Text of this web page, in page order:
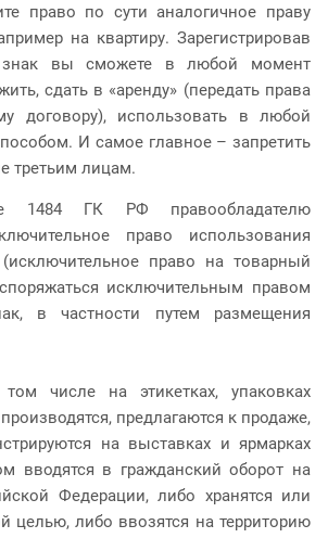
право по сути аналогичное праву
на квартиру. Зарегистрировав
знак вы сможете в любой момент
сдать в «аренду» (передать права
договору), использовать в любой
И самое главное – запретить
третьим лицам.
1484 ГК РФ правообладателю
право использования
право на товарный
исключительным правом
в частности путем размещения
числе на этикетках, упаковках
предлагаются к продаже,
на выставках и ярмарках
вводятся в гражданский оборот на
Федерации, либо хранятся или
целью, либо ввозятся на территорию